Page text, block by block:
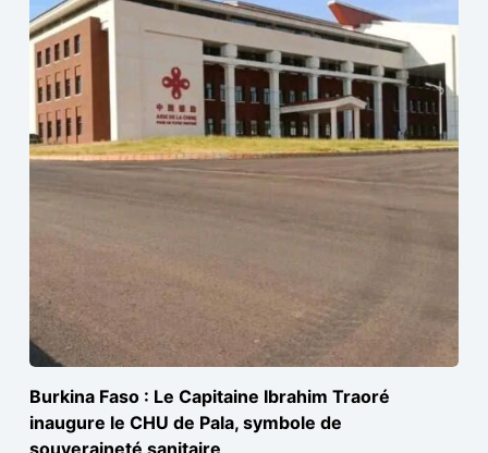
Burkina Faso : Le Capitaine Ibrahim Traoré
inaugure le CHU de Pala, symbole de
souveraineté sanitaire